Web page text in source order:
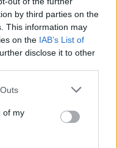
by third parties on the
This information may
on the IAB’s List of
disclose it to other
of my